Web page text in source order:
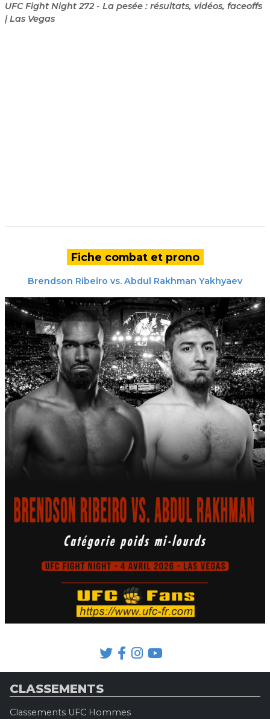
UFC Fight Night 272 - La pesée : résultats, vidéos, faceoffs
| Las Vegas
Fiche combat et prono
Brendson Ribeiro vs. Abdul Rakhman Yakhyaev
CLASSEMENTS
Classements UFC Hommes